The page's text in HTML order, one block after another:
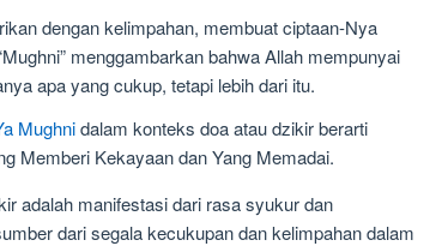
dengan kelimpahan, membuat ciptaan-Nya
menggambarkan bahwa Allah mempunyai
apa yang cukup, tetapi lebih dari itu.
Mughnidalam konteks doa atau dzikir berarti
Memberi Kekayaan dan Yang Memadai.
adalah manifestasi dari rasa syukur dan
dari segala kecukupan dan kelimpahan dalam